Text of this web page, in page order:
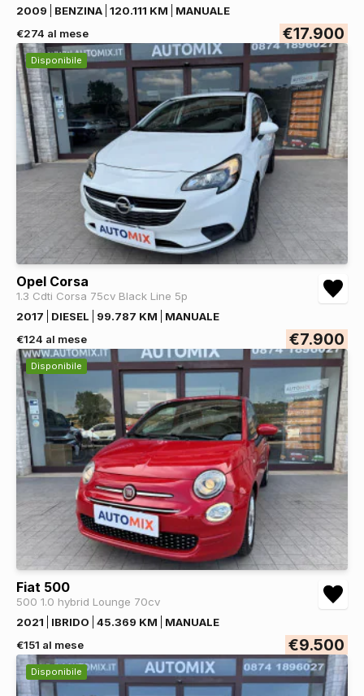
2009
BENZINA 120.111 KM
MANUALE
€274 al mese
€17.900
Disponibile
Opel Corsa
1.3 Cdti Corsa 75cv Black Line 5p
2017
DIESEL 99.787 KM
MANUALE
€124 al mese
€7.900
Disponibile
Fiat 500
500 1.0 hybrid Lounge 70cv
2021
IBRIDO 45.369 KM
MANUALE
€151 al mese
€9.500
Disponibile